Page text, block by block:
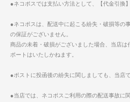
●ネコポスでは支払い方法として、【代金引換
●ネコポスは、配送中に起こる紛失・破損等の
の保証がございません。
商品の未着・破損がございました場合、当店
ポートはいたしかねます。
●ポストに投函後の紛失に関しましても、当店
●当店では、ネコポスご利用の際の配送事故に